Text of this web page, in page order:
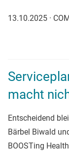
13.10.2025 ·
macht
Entscheidend
Bärbel Biwald
BOOSTing